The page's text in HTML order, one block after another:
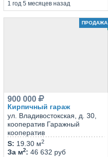
1 год 5 месяцев назад
ПРОДАЖА
Кирпичный гараж
ул. Владивостокская, д. 30,
кооператив Гаражный
кооператив
900 000
S: 19.30 м2
За м2: 46 632 руб